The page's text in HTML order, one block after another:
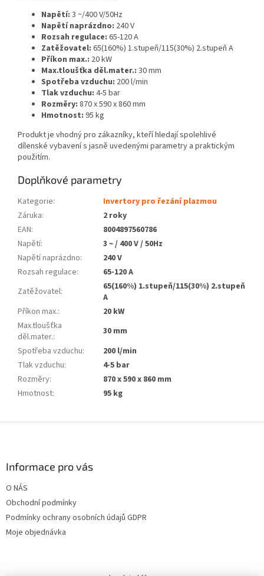
Napětí: 3 ~/400 V/50Hz
Napětí naprázdno: 240 V
Rozsah regulace: 65-120 A
Zatěžovatel: 65(160%) 1.stupeň/115(30%) 2.stupeň A
Příkon max.: 20 kW
Max.tloušťka děl.mater.: 30 mm
Spotřeba vzduchu: 200 l/min
Tlak vzduchu: 4-5 bar
Rozměry: 870 x 590 x 860 mm
Hmotnost: 95 kg
Produkt je vhodný pro zákazníky, kteří hledají spolehlivé
dílenské vybavení s jasně uvedenými parametry a praktickým
použitím.
Doplňkové parametry
Kategorie:
Invertory pro řezání plazmou
Záruka:
2 roky
EAN:
8004897560786
Napětí:
3 ~ / 400 V / 50Hz
Napětí naprázdno:
240 V
Rozsah regulace:
65-120 A
Zatěžovatel:
65(160%) 1.stupeň/115(30%) 2.stupeň
A
Příkon max.:
20 kW
Max.tloušťka
děl.mater.:
30 mm
Spotřeba vzduchu:
200 l/min
Tlak vzduchu:
4-5 bar
Rozměry:
870 x 590 x 860 mm
Hmotnost: 95 kg
Informace pro vás
O NÁS
Obchodní podmínky
Podmínky ochrany osobních údajů GDPR
Moje objednávka